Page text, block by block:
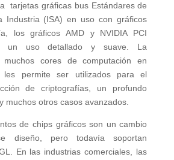
tarjetas gráficas bus Estándares de
Industria (ISA) en uso con gráficos
los gráficos AMD y NVIDIA PCI
un uso detallado y suave. La
muchos cores de computación en
les permite ser utilizados para el
de criptografías, un profundo
muchos otros casos avanzados.
de chips gráficos son un cambio
diseño, pero todavía soportan
En las industrias comerciales, las